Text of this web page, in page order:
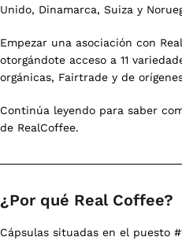
Unido, Dinamarca, Suiza y
Empezar una asociación con
otorgándote acceso a 11
orgánicas, Fairtrade y de
Continúa leyendo para saber
de RealCoffee.
¿Por qué Real Coffee?
Cápsulas situadas en el puesto